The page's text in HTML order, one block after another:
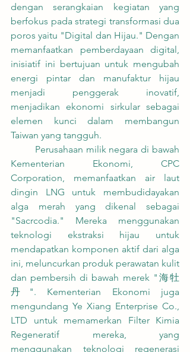
dengan serangkaian kegiatan yang
berfokus pada strategi transformasi dua
poros yaitu "Digital dan Hijau." Dengan
memanfaatkan pemberdayaan digital,
inisiatif ini bertujuan untuk mengubah
energi pintar dan manufaktur hijau
menjadi penggerak inovatif,
menjadikan ekonomi sirkular sebagai
elemen kunci dalam membangun
Taiwan yang tangguh.
Kementerian Ekonomi, CPC
Corporation, memanfaatkan air laut
dingin LNG untuk membudidayakan
alga merah yang dikenal sebagai
"Sacrcodia." Mereka menggunakan
teknologi ekstraksi hijau untuk
mendapatkan komponen aktif dari alga
ini, meluncurkan produk perawatan kulit
dan pembersih di bawah merek "海牡
丹". Kementerian Ekonomi juga
mengundang Ye Xiang Enterprise Co.,
LTD untuk memamerkan Filter Kimia
Regeneratif mereka, yang
menggunakan teknologi regenerasi